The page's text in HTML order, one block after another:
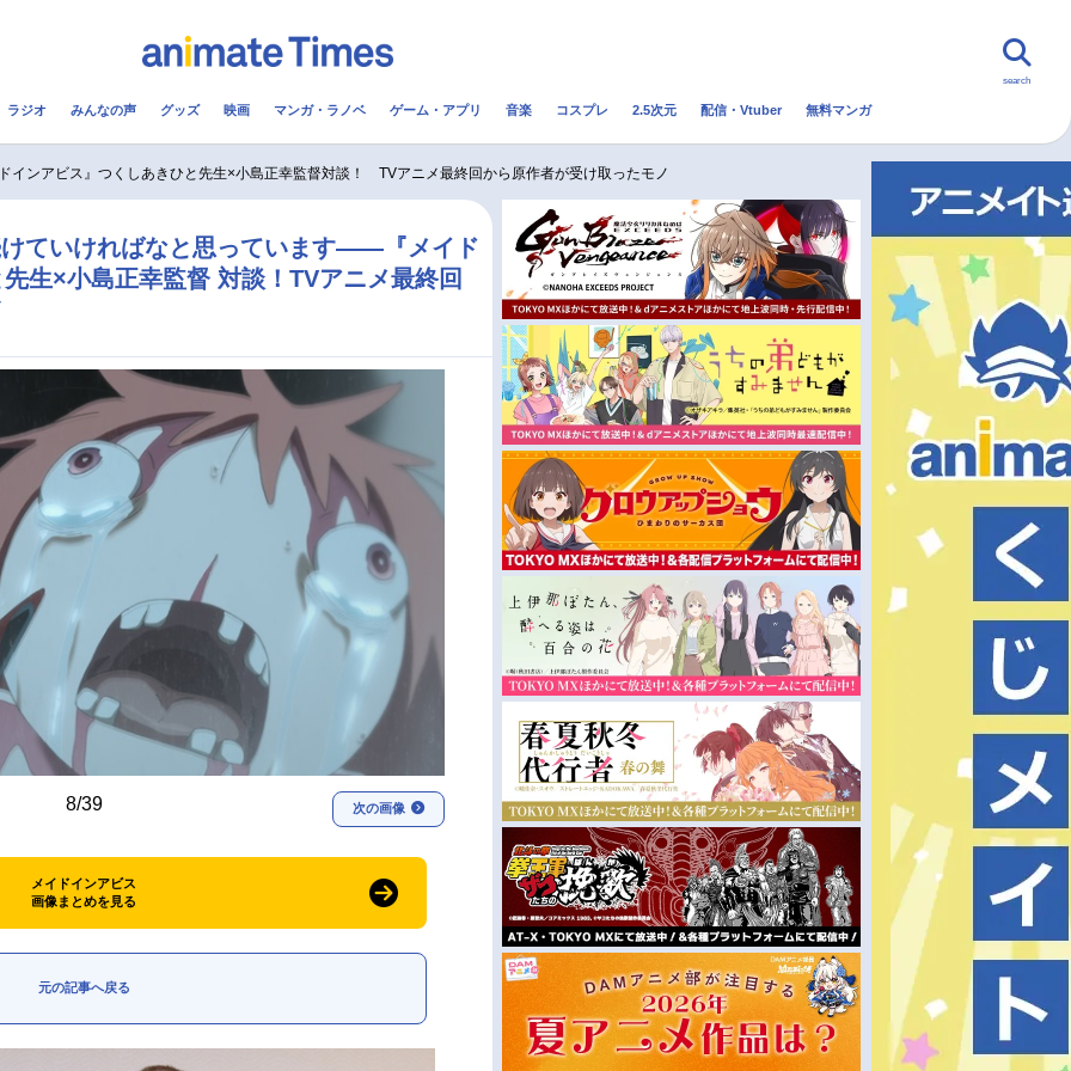
コスプレ 配信・Vtuber トレンド 無料マンガ
男性声優/女性声優一覧
今期アニメ曜日別一覧
夏アニメ
秋アニメ
冬アニメ
FOLLOW US
search
ラジオ みんなの声 グッズ 映画 マンガ・ラノベ ゲーム・アプリ 音楽 コスプレ 2.5次元 配信・Vtuber 無料マンガ
インアビス』つくしあきひと先生×小島正幸監督対談！ TVアニメ最終回から原作者が受け取ったモノ
ていければなと思っています――『メイド
生×小島正幸監督 対談！TVアニメ最終回
8/39 次の画像
メイドインアビス
画像まとめを見る
元の記事へ戻る